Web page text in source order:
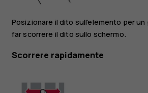
Posizionare il dito sull'elemento per un
far scorrere il dito sullo schermo.
Scorrere rapidamente